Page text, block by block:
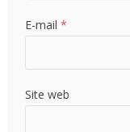
E-mail*
Site web